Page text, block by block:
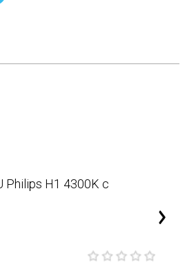
Philips H1 4300K с